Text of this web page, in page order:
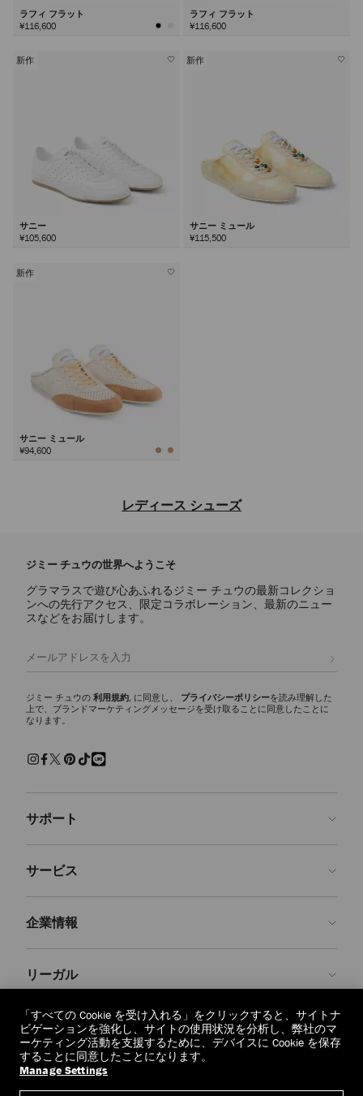
ラフィ フラット
¥116,600
ラフィ フラット
¥116,600
新作
サニー
¥105,600
新作
サニー ミュール
¥115,500
新作
サニー ミュール
¥94,600
レディース シューズ
イリー使いのアイコンからステートメントスタイルまで、あらゆるシー
ンに映えるラグジュアリーなレディース シューズのご紹介。
パンプス
スカーレットに代表されるシグネチャーパンプスには、ナッパレザーか
レザー仕上げを使用しています。どんなワードローブにもエレガンスと
多彩な魅力を添える、モダンなシルエットをご覧ください。
スリッパ
エリオットスリッパ ファミリーは、多彩な彫刻的シルエットが印象的
で、ディテールにシグネチャーなハードウェアをあしらいました。 洗
現代的なクラフツマンシップを兼ね備えた、エフォートレスで魅力ある
パール、クリスタルで装飾を施し、モダンなアクセントを添えた、美し
ルに気取らないフラットシューズ、どの1足を選んでも、存在感を放
スニーカー
なラグジュアリーを再定義します。 ステートメントなソールからミニ
ブーツ
た、クラシックなアンクルブーツやニーハイブーツをご紹介します。
実用性と華やかさが調和したデザインは、シーズンを重ねても色褪せな
いように仕立てられています。
ジミー チュウの世界へようこそ
グラマラスで遊び心あふれるジミー チュウの最新コレクショ
ンへの先行アクセス、限定コラボレーション、最新のニュー
スなどをお届けします。
ジミー チュウの 利用規約, に同意し、 プライバシーポリシーを読み理解した
上で、ブランドマーケティングメッセージを受け取ることに同意したことに
なります。
サポート
よくあるご質問
返品を申請
配送
交換・返品
サービス
Made-to-Order
保証
企業情報
ブランドの歴史
JC World
社会への貢献
私たちの責任
クラフツマンシップ
リーガル
プライバシーポリシー
利用規約
忘れられる権利
個人情報開示請求フォーム
regionselector.country. (€)
「すべての Cookie を受け入れる」をクリックすると、サイトナ
ビゲーションを強化し、サイトの使用状況を分析し、弊社のマ
ーケティング活動を支援するために、デバイスに Cookie を保存
することに同意したことになります。
Manage Settings